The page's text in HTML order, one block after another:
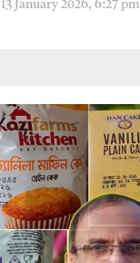
13 January 2026, 6:27 pm